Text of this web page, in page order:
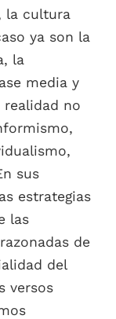
la cultura
ya son la
la
media y
realidad no
sus
estrategias
las
de
del
versos